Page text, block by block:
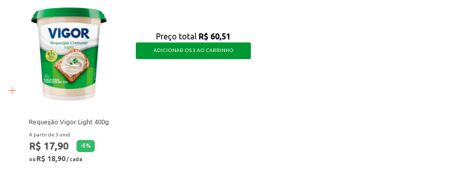
Requeijão Vigor Light 400g
A partir de 3 unid.
R$ 17,90 -5%
ou R$ 18,90/ cada
Preço total R$ 60,51
ADICIONAR OS 3 AO CARRINHO